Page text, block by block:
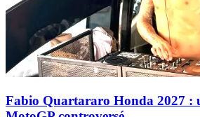
Fabio Quartararo Honda 2027 :